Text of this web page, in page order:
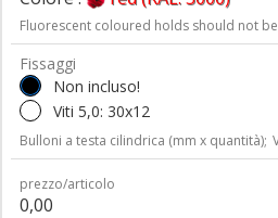
Fluorescent coloured holds should not
Fissaggi
Non incluso!
Viti 5,0: 30x12
Bulloni a testa cilindrica (mm x quantità);
prezzo/articolo
0,00